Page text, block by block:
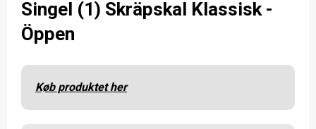
Singel (1) Skräpskal Klassisk -
Öppen
Køb produktet her